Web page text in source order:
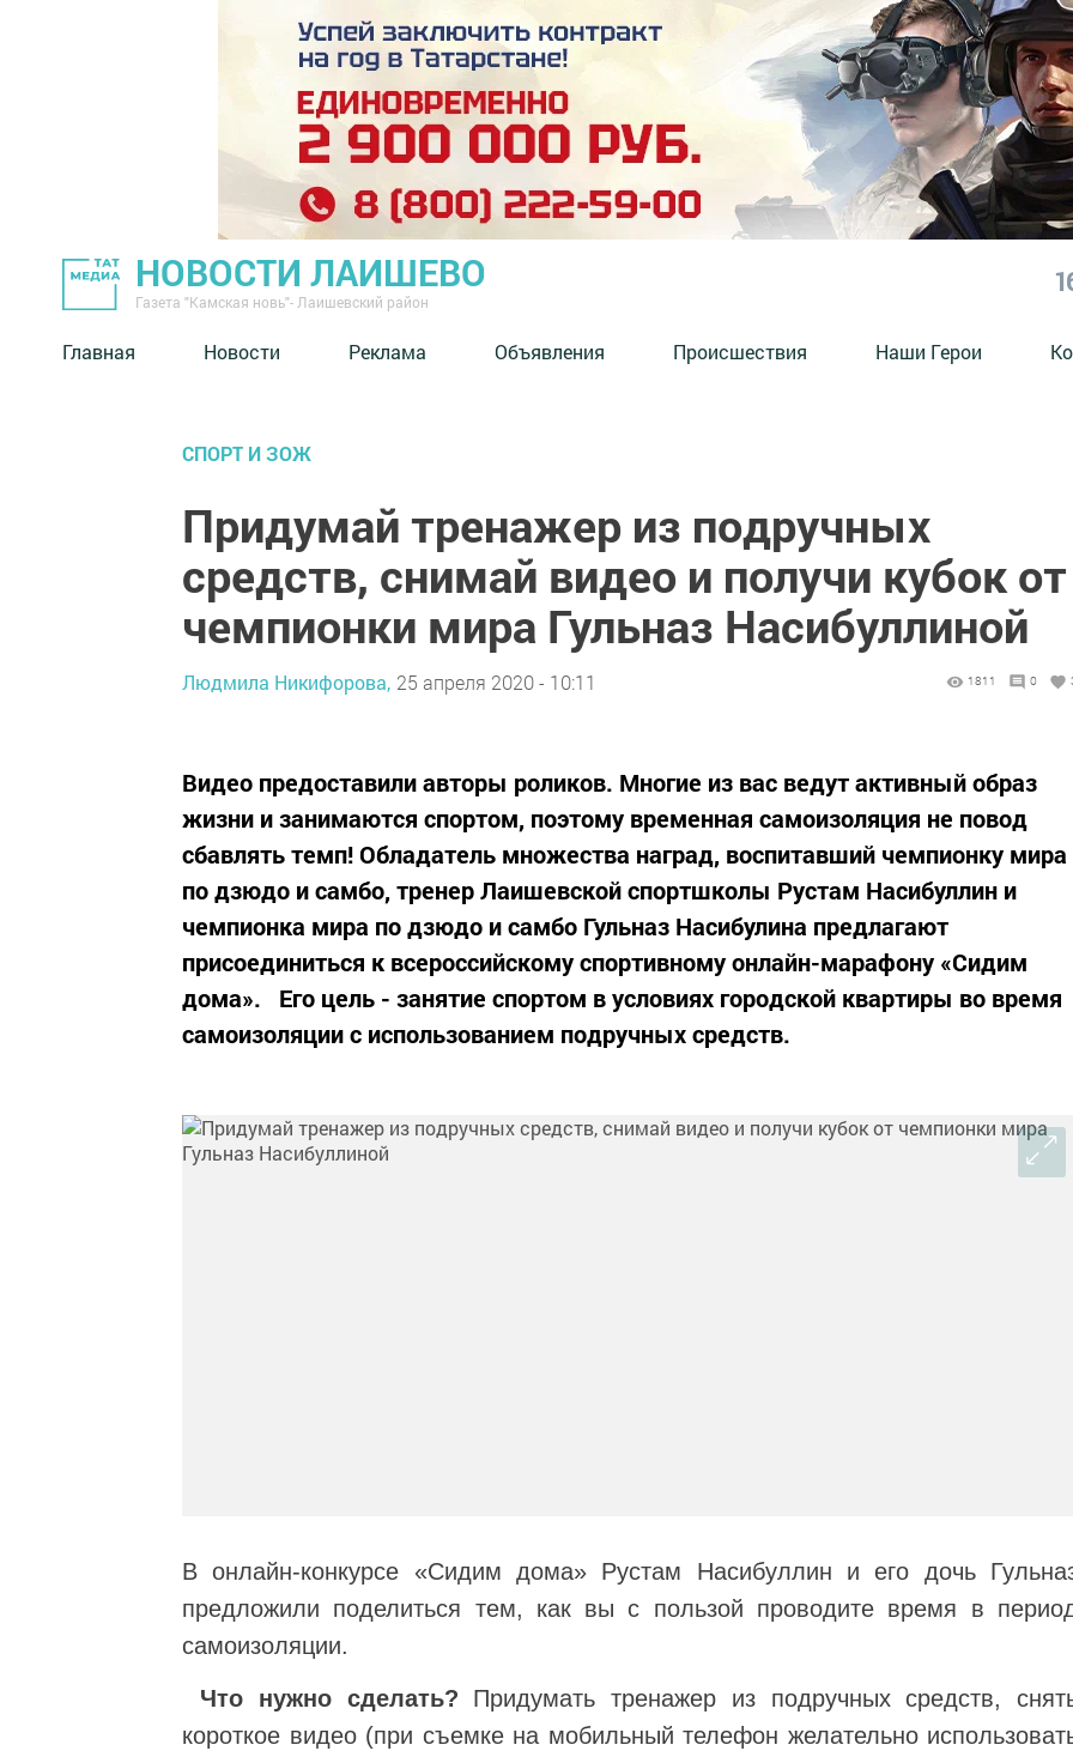
НОВОСТИ ЛАИШЕВО
Газета "Камская новь"- Лаишевский район
Главная Новости Реклама Объявления Происшествия Наши Герои
СПОРТ И ЗОЖ
Придумай тренажер из подручных
средств, снимай видео и получи кубок от
чемпионки мира Гульназ Насибуллиной
Людмила Никифорова, 25 апреля 2020 - 10:11 1811 0
Видео предоставили авторы роликов. Многие из вас ведут активный образ
жизни и занимаются спортом, поэтому временная самоизоляция не повод
сбавлять темп! Обладатель множества наград, воспитавший чемпионку мира
по дзюдо и самбо, тренер Лаишевской спортшколы Рустам Насибуллин и
чемпионка мира по дзюдо и самбо Гульназ Насибулина предлагают
присоединиться к всероссийскому спортивному онлайн-марафону «Сидим
дома».⠀Его цель - занятие спортом в условиях городской квартиры во время
самоизоляции с использованием подручных средств.
В онлайн-конкурсе «Сидим дома» Рустам Насибуллин и его дочь
предложили поделиться тем, как вы с пользой проводите время в
самоизоляции.
Что нужно сделать? Придумать тренажер из подручных средств,
короткое видео (при съемке на мобильный телефон желательно